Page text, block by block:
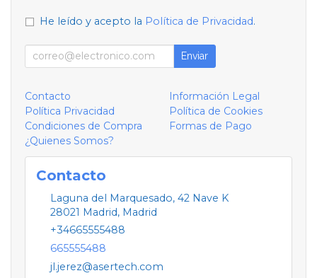
He leído y acepto la Política de Privacidad.
Enviar
Contacto
Información Legal
Política Privacidad
Política de Cookies
Condiciones de Compra
Formas de Pago
¿Quienes Somos?
Contacto
Laguna del Marquesado, 42 Nave K
28021 Madrid, Madrid
+34665555488
665555488
jl.jerez@asertech.com